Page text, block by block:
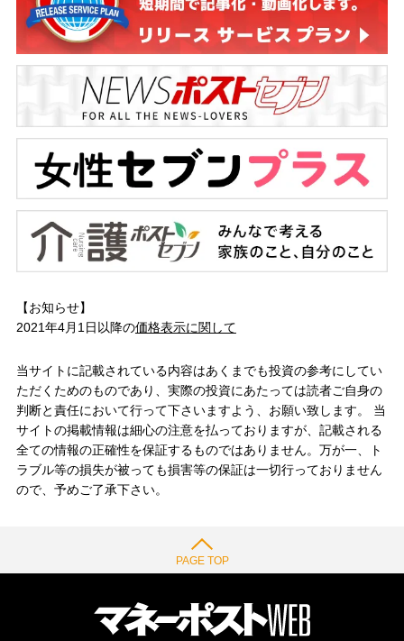
【お知らせ】
2021年4月1日以降の価格表示に関して
当サイトに記載されている内容はあくまでも投資の参考にしてい
ただくためのものであり、実際の投資にあたっては読者ご自身の
判断と責任において行って下さいますよう、お願い致します。 当
サイトの掲載情報は細心の注意を払っておりますが、記載される
全ての情報の正確性を保証するものではありません。万が一、ト
ラブル等の損失が被っても損害等の保証は一切行っておりません
ので、予めご了承下さい。
PAGE TOP